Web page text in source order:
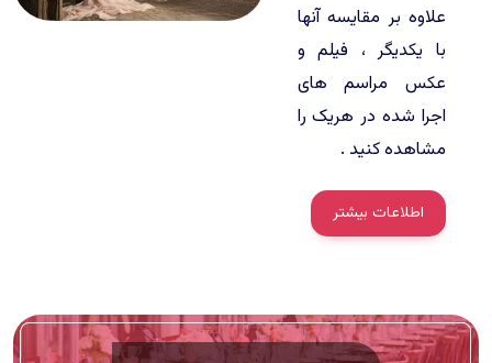
علاوه بر مقایسه آنها
با یکدیگر ، فیلم و
عکس مراسم های
اجرا شده در هریک را
مشاهده کنید .
اطلاعات بیشتر